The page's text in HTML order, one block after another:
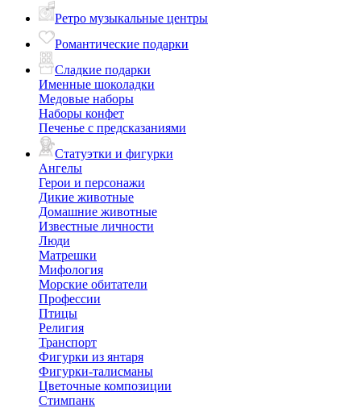
Ретро музыкальные центры
Романтические подарки
Сладкие подарки
Именные шоколадки
Медовые наборы
Наборы конфет
Печенье с предсказаниями
Статуэтки и фигурки
Ангелы
Герои и персонажи
Дикие животные
Домашние животные
Известные личности
Люди
Матрешки
Мифология
Морские обитатели
Профессии
Птицы
Религия
Транспорт
Фигурки из янтаря
Фигурки-талисманы
Цветочные композиции
Стимпанк